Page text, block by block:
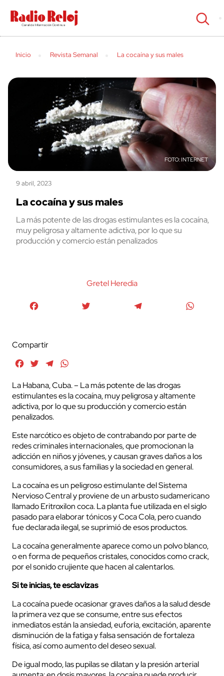
cerrar
Inicio Revista Semanal La cocaína y sus males
INTERNET
9 abril, 2023
La cocaína y sus males
La más potente de las drogas estimulantes es la cocaína,
muy peligrosa y altamente adictiva, por lo que su
producción y comercio están penalizados
Gretel Heredia
Compartir
FacebookTwitterTelegram
La Habana, Cuba. – La más potente de las drogas
estimulantes es la cocaína, muy peligrosa y altamente
adictiva, por lo que su producción y comercio están
penalizados.
Este narcótico es objeto de contrabando por parte de
redes criminales internacionales, que promocionan la
adicción en niños y jóvenes, y causan graves daños a los
consumidores, a sus familias y la sociedad en general.
La cocaína es un peligroso estimulante del Sistema
Nervioso Central y proviene de un arbusto sudamericano
llamado Eritroxilon coca. La planta fue utilizada en el siglo
pasado para elaborar tónicos y Coca Cola, pero cuando
fue declarada ilegal, se suprimió de esos productos.
La cocaína generalmente aparece como un polvo blanco,
o en forma de pequeños cristales, conocidos como crack,
por el sonido crujiente que hacen al calentarlos.
Si te inicias, te esclavizas
La cocaína puede ocasionar graves daños a la salud desde
la primera vez que se consume, entre sus efectos
inmediatos están la ansiedad, euforia, excitación, aparente
disminución de la fatiga y falsa sensación de fortaleza
física, así como aumento del deseo sexual.
De igual modo, las pupilas se dilatan y la presión arterial